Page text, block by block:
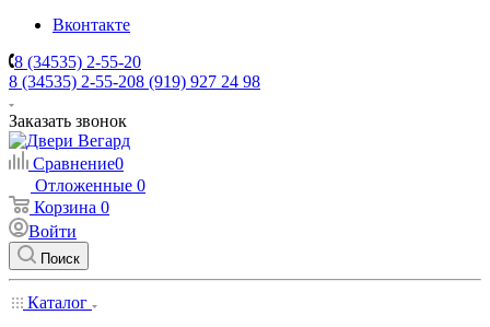
Вконтакте
8 (34535) 2-55-20
8 (34535) 2-55-208 (919) 927 24 98
Заказать звонок
Сравнение0
Отложенные 0
Корзина 0
Войти
Поиск
Каталог